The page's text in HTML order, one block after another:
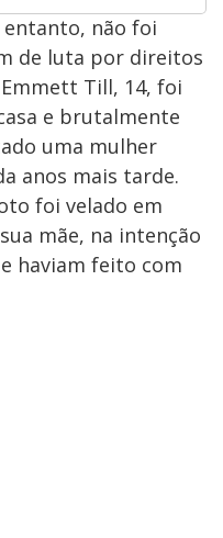
não foi
de luta por direitos
Till, 14, foi
e brutalmente
uma mulher
anos mais tarde.
foi velado em
mãe, na intenção
haviam feito com